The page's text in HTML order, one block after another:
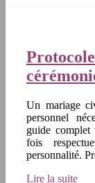
Un mariage
personnel
guide complet
fois
personnalité.
Lire la suite